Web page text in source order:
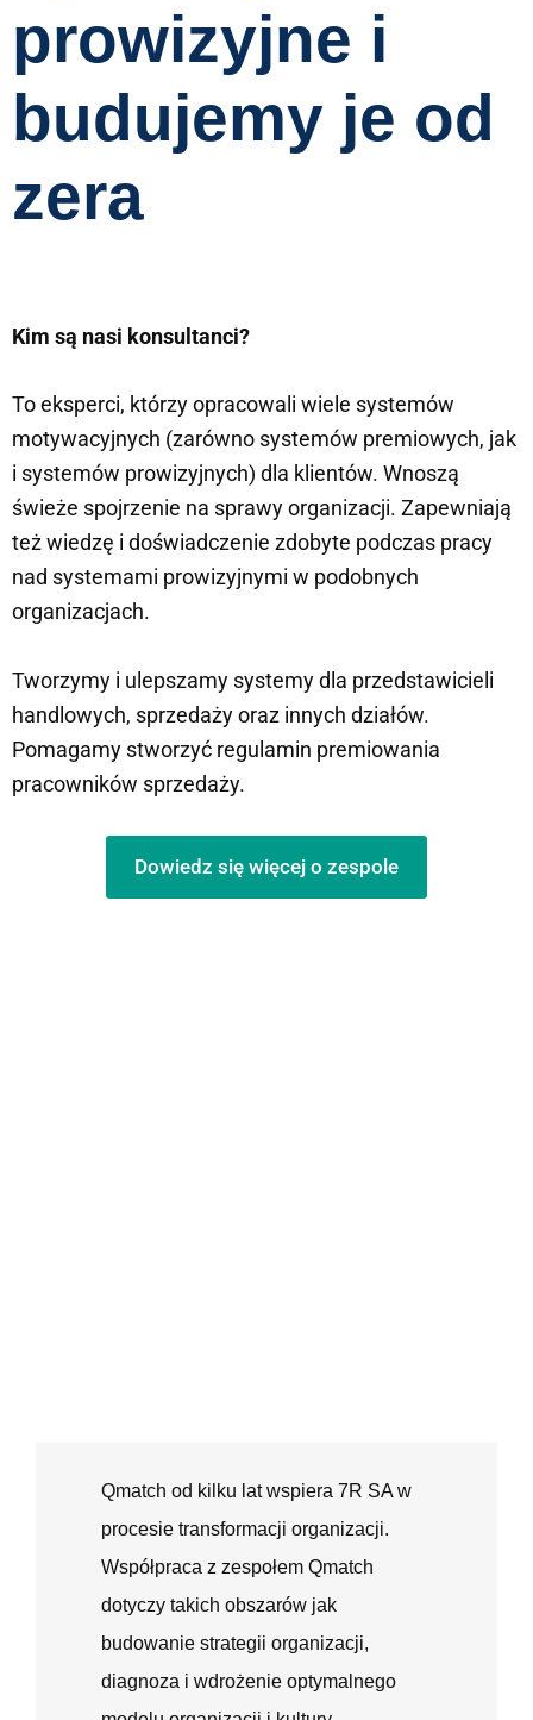
prowizyjne i
budujemy je od
zera
Kim są nasi konsultanci?
To eksperci, którzy opracowali wiele systemów
motywacyjnych (zarówno systemów premiowych, jak
i systemów prowizyjnych) dla klientów. Wnoszą
świeże spojrzenie na sprawy organizacji. Zapewniają
też wiedzę i doświadczenie zdobyte podczas pracy
nad systemami prowizyjnymi w podobnych
organizacjach.
Tworzymy i ulepszamy systemy dla przedstawicieli
handlowych, sprzedaży oraz innych działów.
Pomagamy stworzyć regulamin premiowania
pracowników sprzedaży.
Dowiedz się więcej o zespole
Qmatch od kilku lat wspiera 7R SA w
procesie transformacji organizacji.
Współpraca z zespołem Qmatch
dotyczy takich obszarów jak
budowanie strategii organizacji,
diagnoza i wdrożenie optymalnego